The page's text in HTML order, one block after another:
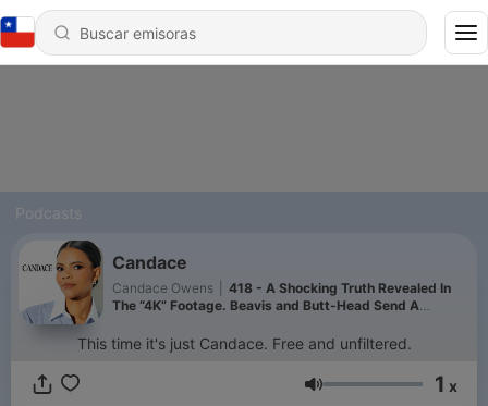
Podcasts
Candace
Candace Owens
418 - A Shocking Truth Revealed In
The “4K” Footage. Beavis and Butt-Head Send A
This time it's just Candace. Free and unfiltered.
Volumen 1 x